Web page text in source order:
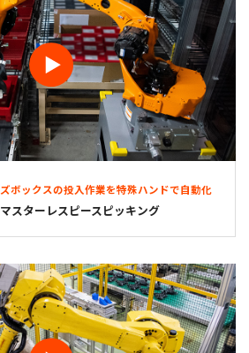
ボックスの投入作業を特殊ハンドで自動化
スターレスピースピッキング